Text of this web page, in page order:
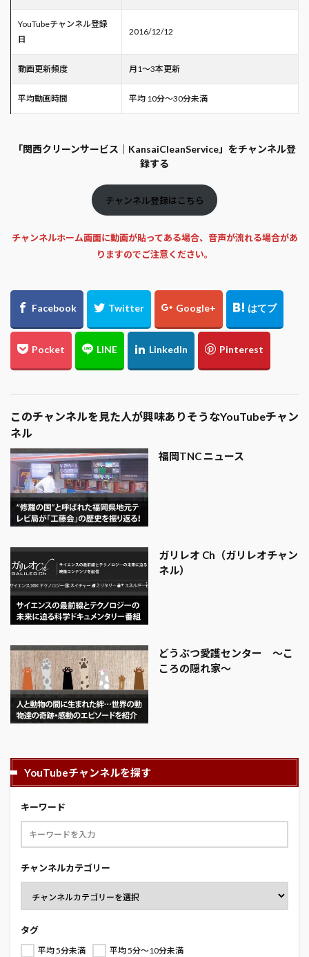
YouTubeチャンネル登録
日
2016/12/12
動画更新頻度 月1～3本更新
平均動画時間 平均 10分～30分未満
「関西クリーンサービス｜KansaiCleanService」をチャンネル登
録する
チャンネル登録はこちら
チャンネルホーム画面に動画が貼ってある場合、音声が流れる場合があ
りますのでご注意ください。
このチャンネルを見た人が興味ありそうなYouTubeチャン
ネル
福岡TNC ニュース
ガリレオ Ch（ガリレオチャン
ネル）
どうぶつ愛護センター 〜こ
ころの隠れ家〜
YouTubeチャンネルを探す
キーワード
チャンネルカテゴリー
タグ
平均 5分未満
平均 5分～10分未満